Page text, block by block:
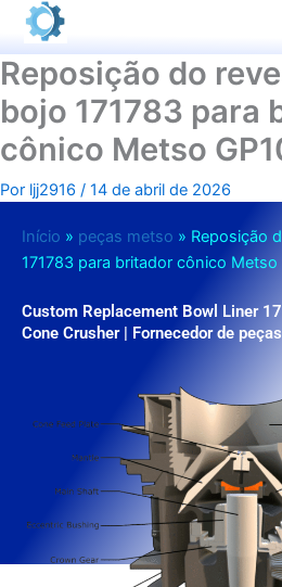
Pular
para
o
conteúdo
Reposição do
bojo 171783 para
cônico Metso
Por ljj2916 / 14 de abril de 2026
Início » peças metso » Reposição
171783 para britador cônico Metso
Custom Replacement Bowl Liner
Cone Crusher | Fornecedor de peças